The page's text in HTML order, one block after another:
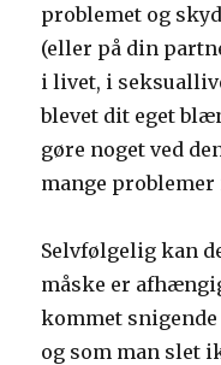
problemet og
(eller på din
i livet, i
blevet dit eget
gøre noget ved
mange
Selvfølgelig kan
måske er
kommet
og som man slet